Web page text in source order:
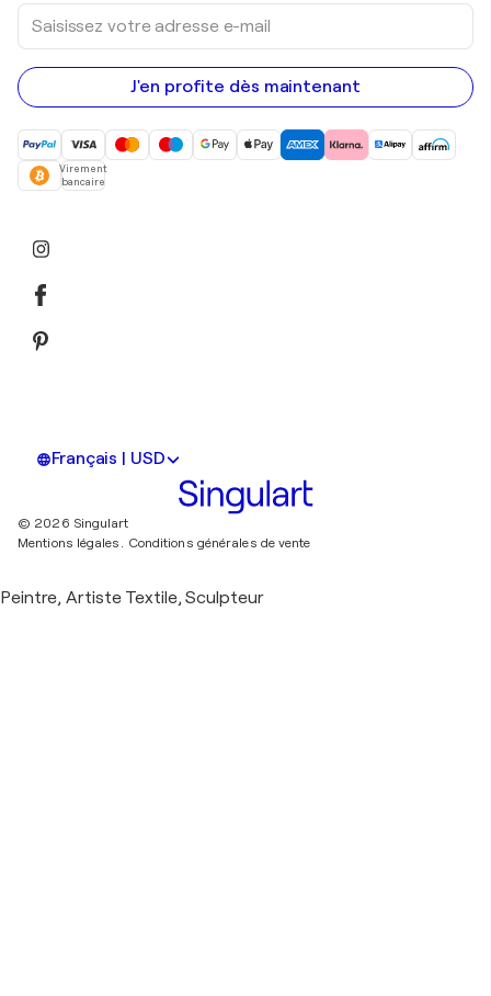
Saisissez
votre
adresse
e-
mail
J'en profite dès maintenant
Virement
bancaire
Français | USD
© 2026 Singulart
Mentions légales. Conditions générales de vente
Peintre, Artiste Textile, Sculpteur